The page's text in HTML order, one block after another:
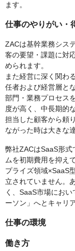
ます。
仕事のやりがい・
ZACは基幹業務シス
客の要望・課題に対
められます。
また経営に深く関わ
任者および経営層と
部門・業務プロセス
度が高く、中長期的
担当した顧客から頼
ながった時は大きな
弊社ZACはSaaS形
ムを初期費用を抑え
プライズ領域×SaaS
立されていません。
く、SaaS市場にお
ーソン」へとキャリ
仕事の環境
働き方